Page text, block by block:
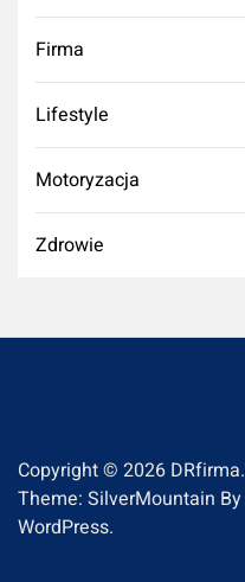
Firma
Lifestyle
Motoryzacja
Zdrowie
Copyright © 2026 DRfirma.
Theme: SilverMountain By
WordPress.